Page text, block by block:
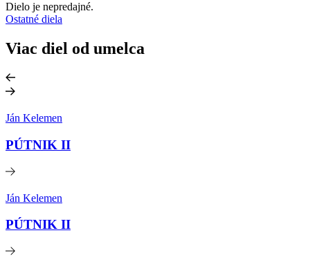
Dielo je nepredajné.
Ostatné diela
Viac diel od umelca
Ján Kelemen
PÚTNIK II
Ján Kelemen
PÚTNIK II